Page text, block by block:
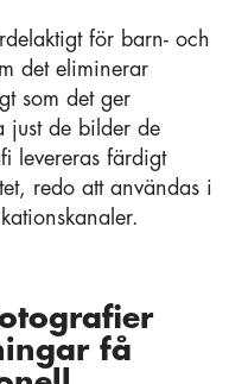
för barn- och
det eliminerar
som det ger
just de bilder de
levereras färdigt
redo att användas i
få